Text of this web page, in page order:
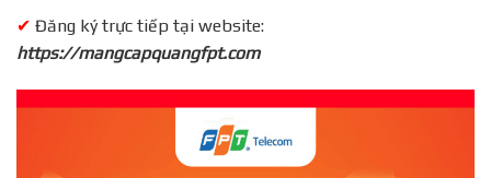
✔ Đăng ký trực tiếp tại website:
https://mangcapquangfpt.com